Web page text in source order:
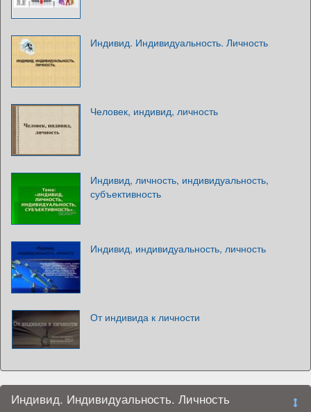
Индивид. Индивидуальность. Личность
Человек, индивид, личность
Индивид, личность, индивидуальность,
субъективность
Индивид, индивидуальность, личность
От индивида к личности
Индивид. Индивидуальность. Личность